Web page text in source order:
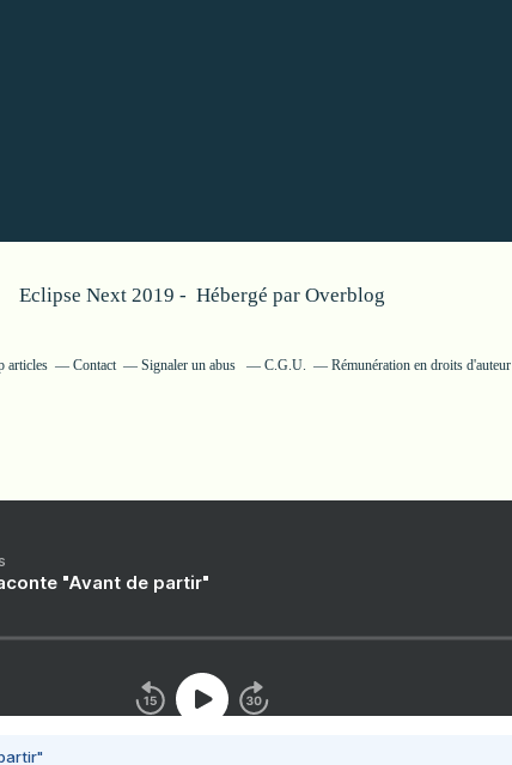
Eclipse Next 2019 - Hébergé par Overblog
articles Contact Signaler un abus C.G.U. Rémunération en droits d'auteur
"Avant de partir"